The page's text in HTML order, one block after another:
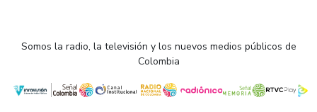
Somos la radio, la televisión y los nuevos medios públicos de
Colombia